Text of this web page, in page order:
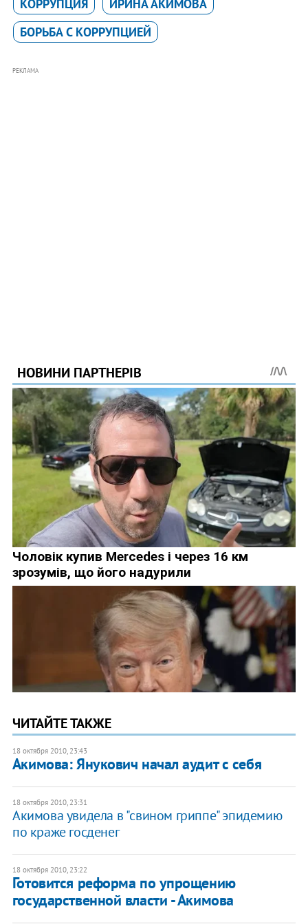
КОРРУПЦИЯ
ИРИНА АКИМОВА
БОРЬБА С КОРРУПЦИЕЙ
РЕКЛАМА
ЧИТАЙТЕ ТАКЖЕ
18 октября 2010, 23:43
​Акимова: Янукович начал аудит с себя
18 октября 2010, 23:31
Акимова увидела в "свином гриппе" эпидемию
по краже госденег
18 октября 2010, 23:22
Готовится реформа по упрощению
государственной власти - Акимова